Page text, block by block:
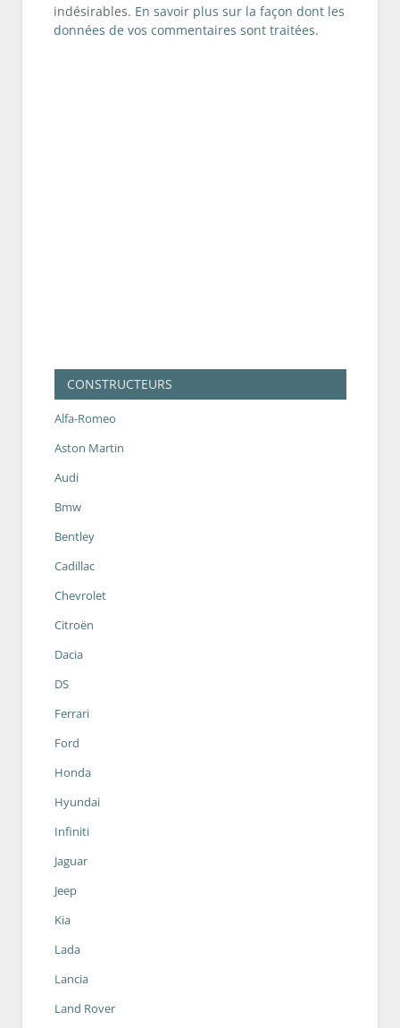
indésirables. En savoir plus sur la façon dont les
données de vos commentaires sont traitées.
CONSTRUCTEURS
Alfa-Romeo
Aston Martin
Audi
Bmw
Bentley
Cadillac
Chevrolet
Citroën
Dacia
DS
Ferrari
Ford
Honda
Hyundai
Infiniti
Jaguar
Jeep
Kia
Lada
Lancia
Land Rover